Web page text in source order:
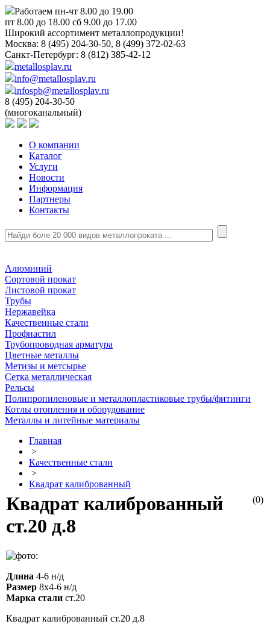
Работаем пн-чт 8.00 до 19.00
пт 8.00 до 18.00 сб 9.00 до 17.00
Широкий ассортимент металлопродукции!
Москва: 8 (495) 204-30-50, 8 (499) 372-02-63
Санкт-Петербург: 8 (812) 385-42-12
metallosplav.ru
info@metallosplav.ru
infospb@metallosplav.ru
8 (495) 204-30-50
(многоканальный)
О компании
Каталог
Услуги
Новости
Информация
Партнеры
Контакты
Алюминий
Сортовой прокат
Листовой прокат
Трубы
Нержавейка
Качественные стали
Профнастил
Трубопроводная арматура
Цветные металлы
Метизы и метсырье
Сетка металлическая
Рельсы
Полипропиленовые и металлопластиковые трубы/фитинги
Котлы отопления и оборудование
Металлы и литейные материалы
Главная
>
Качественные стали
>
Квадрат калиброванный
(0)
Квадрат калиброванный
ст.20 д.8
Длина 4-6 н/д
Размер 8х4-6 н/д
Марка стали ст.20
Квадрат калиброванный ст.20 д.8